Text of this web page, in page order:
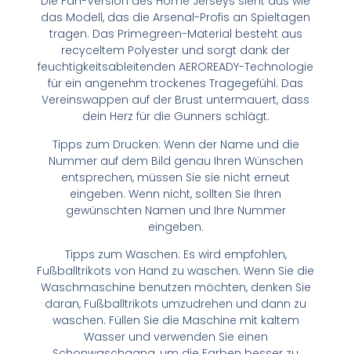
das Modell, das die Arsenal-Profis an Spieltagen
tragen. Das Primegreen-Material besteht aus
recyceltem Polyester und sorgt dank der
feuchtigkeitsableitenden AEROREADY-Technologie
für ein angenehm trockenes Tragegefühl. Das
Vereinswappen auf der Brust untermauert, dass
dein Herz für die Gunners schlägt.
Tipps zum Drucken: Wenn der Name und die
Nummer auf dem Bild genau Ihren Wünschen
entsprechen, müssen Sie sie nicht erneut
eingeben. Wenn nicht, sollten Sie Ihren
gewünschten Namen und Ihre Nummer
eingeben.
Tipps zum Waschen: Es wird empfohlen,
Fußballtrikots von Hand zu waschen. Wenn Sie die
Waschmaschine benutzen möchten, denken Sie
daran, Fußballtrikots umzudrehen und dann zu
waschen. Füllen Sie die Maschine mit kaltem
Wasser und verwenden Sie einen